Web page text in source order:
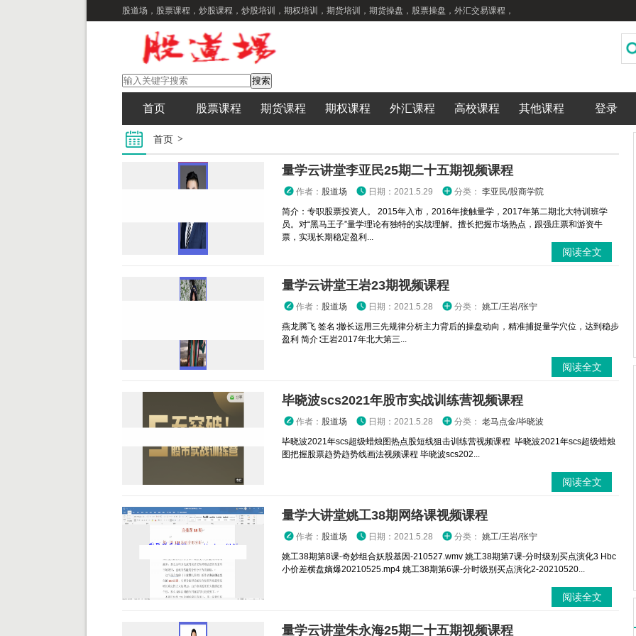
股道场，股票课程，炒股课程，炒股培训，期权培训，期货培训，期货操盘，股票操盘，外汇交易课程，
首页 股票课程 期货课程 期权课程 外汇课程 高校课程 其他课程 登录
首页
量学云讲堂李亚民25期二十五期视频课程
作者： 股道场 日期：2021.5.29 分类： 李亚民/股商学院
简介：专职股票投资人。 2015年入市，2016年接触量学，2017年第二期北大特训班学
员。对“黑马王子”量学理论有独特的实战理解。擅长把握市场热点，跟强庄票和游资牛
票，实现长期稳定盈利...
阅读全文
量学云讲堂王岩23期视频课程
作者： 股道场 日期：2021.5.28 分类： 姚工/王岩/张宁
燕龙腾飞 签名∶撤长运用三先规律分析主力背后的操盘动向，精准捕捉量学穴位，达到稳步
盈利 简介∶王岩2017年北大第三...
阅读全文
毕晓波scs2021年股市实战训练营视频课程
作者： 股道场 日期：2021.5.28 分类： 老马点金/毕晓波
毕晓波2021年scs超级蜡烛图热点股短线狙击训练营视频课程 毕晓波2021年scs超级蜡烛
图把握股票趋势趋势线画法视频课程 毕晓波scs202...
阅读全文
量学大讲堂姚工38期网络课视频课程
作者： 股道场 日期：2021.5.28 分类： 姚工/王岩/张宁
姚工38期第8课-奇妙组合妖股基因-210527.wmv 姚工38期第7课-分时级别买点演化3 Hbc
小价差横盘嫡爆20210525.mp4 姚工38期第6课-分时级别买点演化2-20210520...
阅读全文
量学云讲堂朱永海25期二十五期视频课程